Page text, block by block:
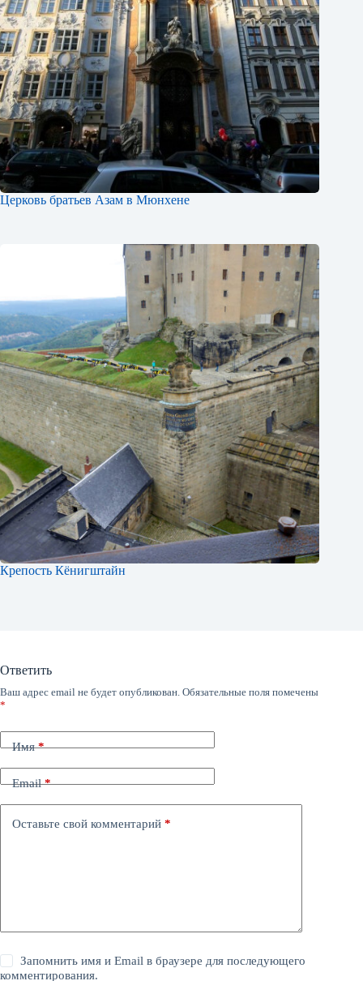
Церковь братьев Азам в Мюнхене
Крепость Кёнигштайн
Ответить
Ваш адрес email не будет опубликован. Обязательные поля помечены
*
Имя*
Email*
Оставьте свой комментарий *
Запомнить имя и Email в браузере для последующего
комментирования.